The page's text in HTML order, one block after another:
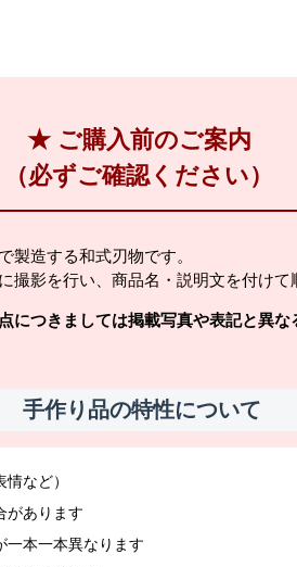
★ ご購入前のご案内
（必ずご確認ください）
製造する和式刃物です。
撮影を行い、商品名・説明文を付けて
につきましては掲載写真や表記と異な
手作り品の特性について
など）
があります
一本一本異なります